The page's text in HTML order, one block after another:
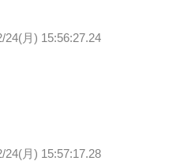
24(月) 15:56:27.24
24(月) 15:57:17.28